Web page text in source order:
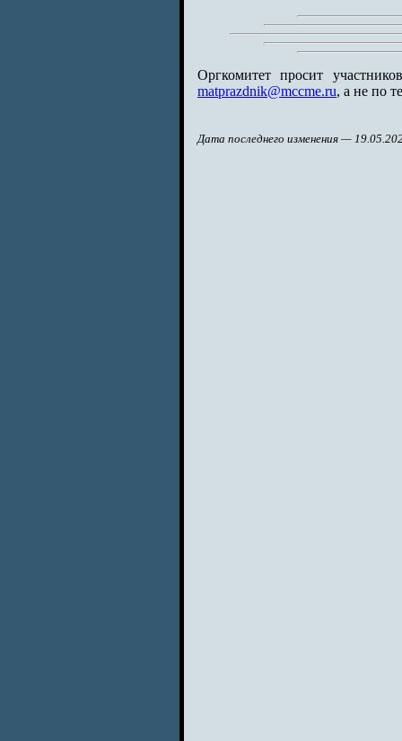
Оргкомитет просит
matprazdnik@mccme.ru, а не по
Дата последнего изменения —